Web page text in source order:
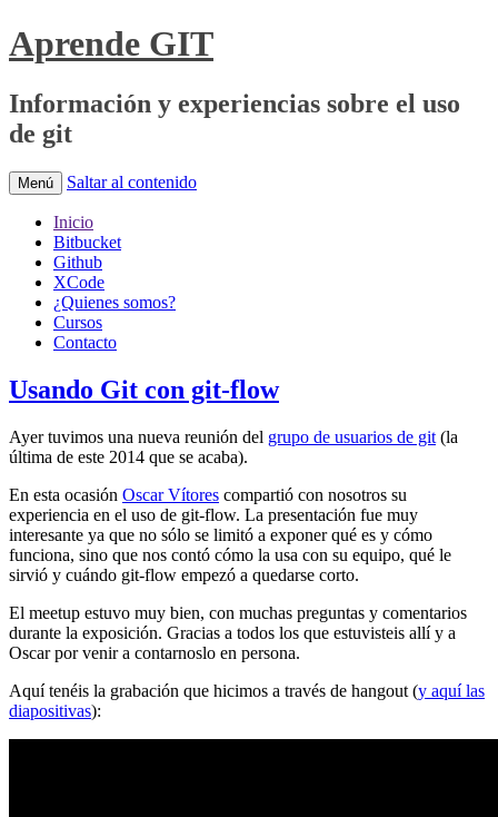
Aprende GIT
Información y experiencias sobre el uso
de git
Menú Saltar al contenido
Inicio
Bitbucket
Github
XCode
¿Quienes somos?
Cursos
Contacto
Usando Git con git-flow
Ayer tuvimos una nueva reunión del grupo de usuarios de git (la
última de este 2014 que se acaba).
En esta ocasión Oscar Vítores compartió con nosotros su
experiencia en el uso de git-flow. La presentación fue muy
interesante ya que no sólo se limitó a exponer qué es y cómo
funciona, sino que nos contó cómo la usa con su equipo, qué le
sirvió y cuándo git-flow empezó a quedarse corto.
El meetup estuvo muy bien, con muchas preguntas y comentarios
durante la exposición. Gracias a todos los que estuvisteis allí y a
Oscar por venir a contarnoslo en persona.
Aquí tenéis la grabación que hicimos a través de hangout (y aquí las
diapositivas):